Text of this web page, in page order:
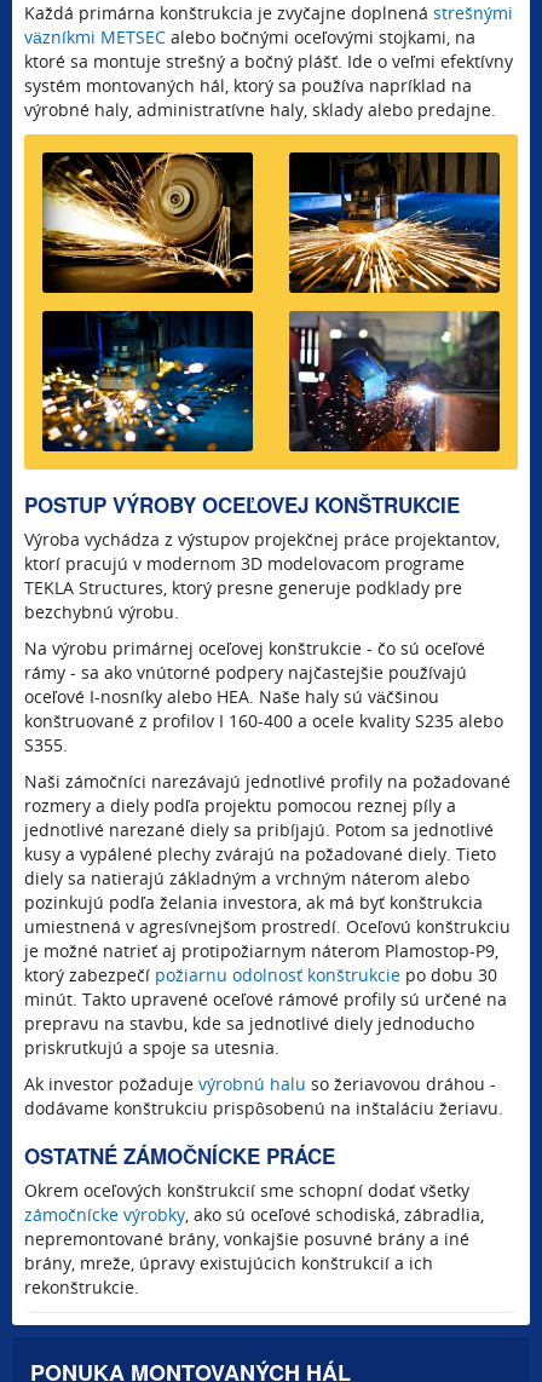
Každá primárna konštrukcia je zvyčajne doplnená strešnými
väzníkmi METSEC alebo bočnými oceľovými stojkami, na
ktoré sa montuje strešný a bočný plášť. Ide o veľmi efektívny
systém montovaných hál, ktorý sa používa napríklad na
výrobné haly, administratívne haly, sklady alebo predajne.
POSTUP VÝROBY OCEĽOVEJ KONŠTRUKCIE
Výroba vychádza z výstupov projekčnej práce projektantov,
ktorí pracujú v modernom 3D modelovacom programe
TEKLA Structures, ktorý presne generuje podklady pre
bezchybnú výrobu.
Na výrobu primárnej oceľovej konštrukcie - čo sú oceľové
rámy - sa ako vnútorné podpery najčastejšie používajú
oceľové I-nosníky alebo HEA. Naše haly sú väčšinou
konštruované z profilov I 160-400 a ocele kvality S235 alebo
S355.
Naši zámočníci narezávajú jednotlivé profily na požadované
rozmery a diely podľa projektu pomocou reznej píly a
jednotlivé narezané diely sa pribíjajú. Potom sa jednotlivé
kusy a vypálené plechy zvárajú na požadované diely. Tieto
diely sa natierajú základným a vrchným náterom alebo
pozinkujú podľa želania investora, ak má byť konštrukcia
umiestnená v agresívnejšom prostredí. Oceľovú konštrukciu
je možné natrieť aj protipožiarnym náterom Plamostop-P9,
ktorý zabezpečí požiarnu odolnosť konštrukcie po dobu 30
minút. Takto upravené oceľové rámové profily sú určené na
prepravu na stavbu, kde sa jednotlivé diely jednoducho
priskrutkujú a spoje sa utesnia.
Ak investor požaduje výrobnú halu so žeriavovou dráhou -
dodávame konštrukciu prispôsobenú na inštaláciu žeriavu.
OSTATNÉ ZÁMOČNÍCKE PRÁCE
Okrem oceľových konštrukcií sme schopní dodať všetky
zámočnícke výrobky , ako sú oceľové schodiská, zábradlia,
nepremontované brány, vonkajšie posuvné brány a iné
brány, mreže, úpravy existujúcich konštrukcií a ich
rekonštrukcie.
PONUKA MONTOVANÝCH HÁL